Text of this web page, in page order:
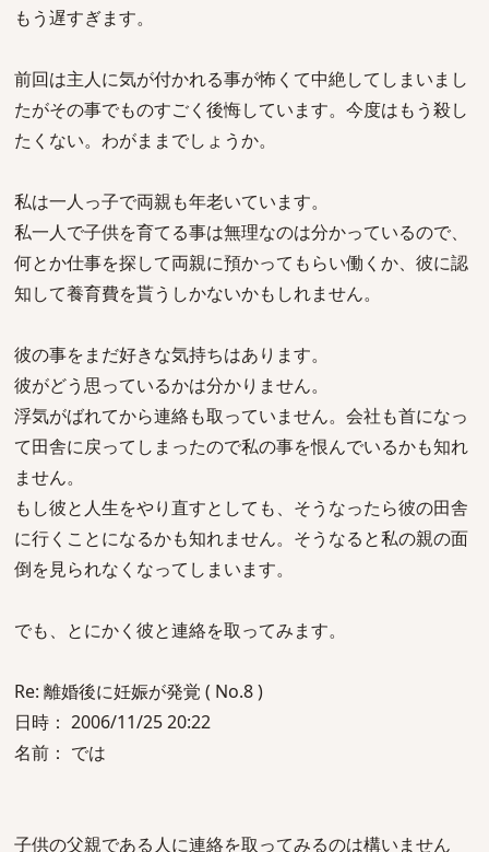
もう遅すぎます。
前回は主人に気が付かれる事が怖くて中絶してしまいまし
たがその事でものすごく後悔しています。今度はもう殺し
たくない。わがままでしょうか。
私は一人っ子で両親も年老いています。
私一人で子供を育てる事は無理なのは分かっているので、
何とか仕事を探して両親に預かってもらい働くか、彼に認
知して養育費を貰うしかないかもしれません。
彼の事をまだ好きな気持ちはあります。
彼がどう思っているかは分かりません。
浮気がばれてから連絡も取っていません。会社も首になっ
て田舎に戻ってしまったので私の事を恨んでいるかも知れ
ません。
もし彼と人生をやり直すとしても、そうなったら彼の田舎
に行くことになるかも知れません。そうなると私の親の面
倒を見られなくなってしまいます。
でも、とにかく彼と連絡を取ってみます。
Re: 離婚後に妊娠が発覚 ( No.8 )
日時： 2006/11/25 20:22
名前： では
子供の父親である人に連絡を取ってみるのは構いません